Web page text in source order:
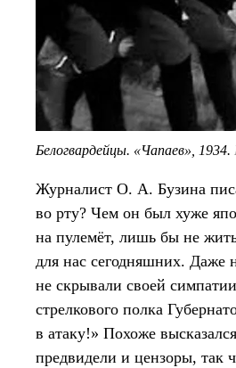
Белогвардейцы. «Чапаев», 1934.
Журналист О. А. Бузина
во рту? Чем он был хуже
на пулемёт, лишь бы не
для нас сегодняшних. Даже
не скрывали своей
стрелкового полка
в атаку!» Похоже
предвидели и цензоры, так